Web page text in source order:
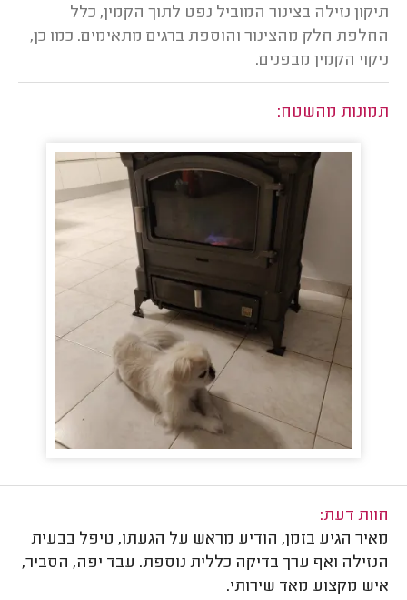
תיקון נזילה בצינור המוביל נפט לתוך הקמין, כלל
החלפת חלק מהצינור והוספת ברגים מתאימים. כמו כן,
ניקוי הקמין מבפנים.
תמונות מהשטח:
חוות דעת:
מאיר הגיע בזמן, הודיע מראש על הגעתו, טיפל בבעית
הנזילה ואף ערך בדיקה כללית נוספת. עבד יפה, הסביר,
איש מקצוע מאד שירותי.